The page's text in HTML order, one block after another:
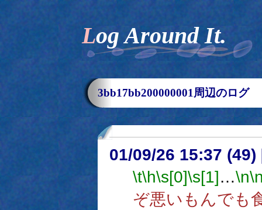
Log Around It.
3bb17bb200000001周辺のログ
01/09/26 15:37 (49)
\t\h\s[0]\s[1]…\n
ぞ悪いもんでも